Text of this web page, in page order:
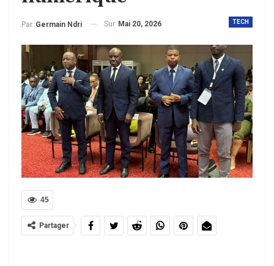
TECH
Par Germain Ndri Sur Mai 20, 2026
45
Partager